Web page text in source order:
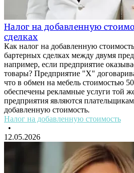
Налог на добавленную
сделках
Как налог на добавленную
бартерных сделках между двумя
например, если предприятие
товары? Предприятие "Х"
что в обмен на мебель стоимостью
обеспечены рекламные услуги той
предприятия являются
добавленную стоимость.
Налог на добавленную стоимость
•
12.05.2026